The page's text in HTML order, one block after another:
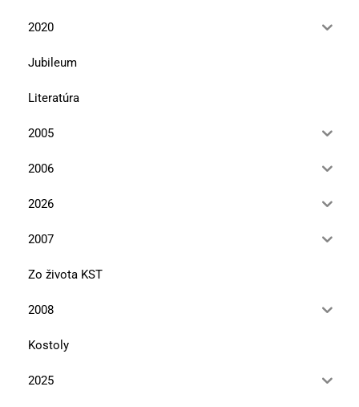
2020
Jubileum
Literatúra
2005
2006
2026
2007
Zo života KST
2008
Kostoly
2025